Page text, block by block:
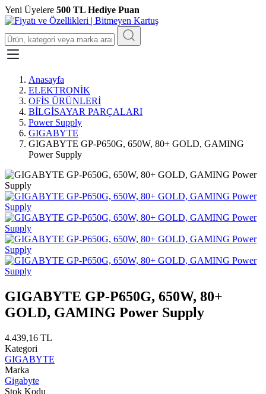
Yeni Üyelere 500 TL Hediye Puan
Anasayfa
ELEKTRONİK
OFİS ÜRÜNLERİ
BİLGİSAYAR PARÇALARI
Power Supply
GIGABYTE
GIGABYTE GP-P650G, 650W, 80+ GOLD, GAMING
Power Supply
GIGABYTE GP-P650G, 650W, 80+
GOLD, GAMING Power Supply
4.439,16 TL
Kategori
GIGABYTE
Marka
Gigabyte
Stok Kodu